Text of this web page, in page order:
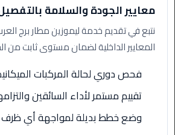
الدولي
تاكسي
ليموزين
مطار
معايير الجودة والسلامة
نتبع في تقديم خدمة ليموزين مطار برج
المعايير الداخلية لضمان مستوى ثابت
فحص دوري لحالة المركبات
تقييم مستمر لأداء السائقين
وضع خطط بديلة لمواجهة أي ظرف